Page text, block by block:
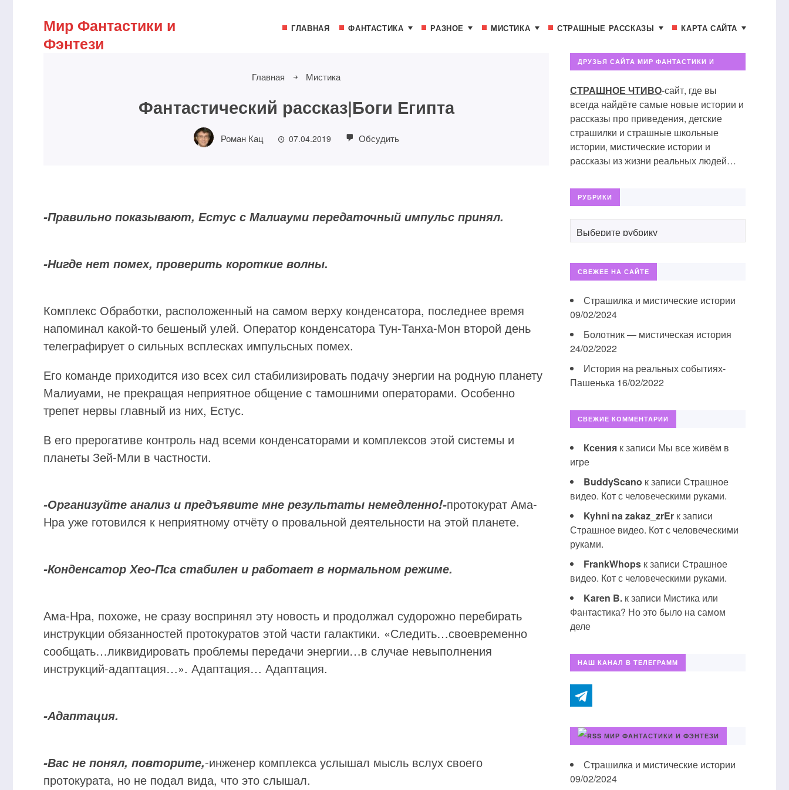
Мир Фантастики и
Фэнтези
ГЛАВНАЯ ФАНТАСТИКА РАЗНОЕ МИСТИКА СТРАШНЫЕ РАССКАЗЫ КАРТА САЙТА
Главная Мистика
Фантастический рассказ|Боги Египта
Роман Кац 07.04.2019 Обсудить
-Правильно показывают, Естус с Малиауми передаточный импульс принял.
-Нигде нет помех, проверить короткие волны.
Комплекс Обработки, расположенный на самом верху конденсатора, последнее время
напоминал какой-то бешеный улей. Оператор конденсатора Тун-Танха-Мон второй день
телеграфирует о сильных всплесках импульсных помех.
Его команде приходится изо всех сил стабилизировать подачу энергии на родную планету
Малиуами, не прекращая неприятное общение с тамошними операторами. Особенно
трепет нервы главный из них, Естус.
В его прерогативе контроль над всеми конденсаторами и комплексов этой системы и
планеты Зей-Мли в частности.
-Организуйте анализ и предъявите мне результаты немедленно!-протокурат Ама-
Нра уже готовился к неприятному отчёту о провальной деятельности на этой планете.
-Конденсатор Хео-Пса стабилен и работает в нормальном режиме.
Ама-Нра, похоже, не сразу воспринял эту новость и продолжал судорожно перебирать
инструкции обязанностей протокуратов этой части галактики. «Следить…своевременно
сообщать…ликвидировать проблемы передачи энергии…в случае невыполнения
инструкций-адаптация…». Адаптация… Адаптация.
-Адаптация.
-Вас не понял, повторите,-инженер комплекса услышал мысль вслух своего
протокурата, но не подал вида, что это слышал.
ДРУЗЬЯ САЙТА МИР ФАНТАСТИКИ И
СТРАШНОЕ ЧТИВО-сайт, где вы
всегда найдёте самые новые истории и
рассказы про приведения, детские
страшилки и страшные школьные
истории, мистические истории и
рассказы из жизни реальных людей…
РУБРИКИ
СВЕЖЕЕ НА САЙТЕ
Страшилка и мистические истории
09/02/2024
Болотник — мистическая история
24/02/2022
История на реальных событиях-
Пашенька 16/02/2022
СВЕЖИЕ КОММЕНТАРИИ
Ксенияк записи Мы все живём в
игре
BuddyScano к записи Страшное
видео. Кот с человеческими руками.
Kyhni na zakaz_zrErк записи
Страшное видео. Кот с человеческими
руками.
FrankWhopsк записи Страшное
видео. Кот с человеческими руками.
Karen B.к записи Мистика или
Фантастика? Но это было на самом
деле
НАШ КАНАЛ В ТЕЛЕГРАММ
МИР ФАНТАСТИКИ И ФЭНТЕЗИ
Страшилка и мистические истории
09/02/2024